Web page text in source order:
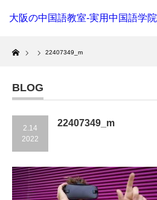
大阪の中国語教室-実用中国語学院
Home
22407349_m
BLOG
2.14
2022
22407349_m